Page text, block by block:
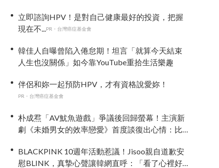
立即諮詢HPV！是對自己健康最好的投資，把握
現在不...
PR・台灣癌症基金會
韓佳人自曝曾陷入倦怠期！坦言「就算今天結束
人生也沒關係」如今靠YouTube重拾生活樂趣
伴侶和妳一起預防HPV，才有資格說愛妳！
PR・台灣癌症基金會
朴成焄「AV魷魚遊戲」爭議後回歸螢幕！主演新
劇《未婚男女的效率戀愛》首度談復出心情：比
BLACKPINK 10週年活動惹議！Jisoo親自道歉安
慰BLINK，真摯心聲讓韓網直呼：「看了心裡好